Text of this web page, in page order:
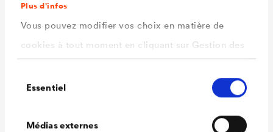
Plus d'infos
Vous pouvez modifier vos choix en matière de
cookies à tout moment en cliquant sur Gestion des
informations dans notre
politique de confidentialité
Sélectionnez les cookies que vous souhaitez
duEssentiel
Médias externes
Données techniques
Point de fixation